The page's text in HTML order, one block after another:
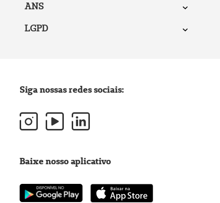
ANS
LGPD
Siga nossas redes sociais:
Baixe nosso aplicativo